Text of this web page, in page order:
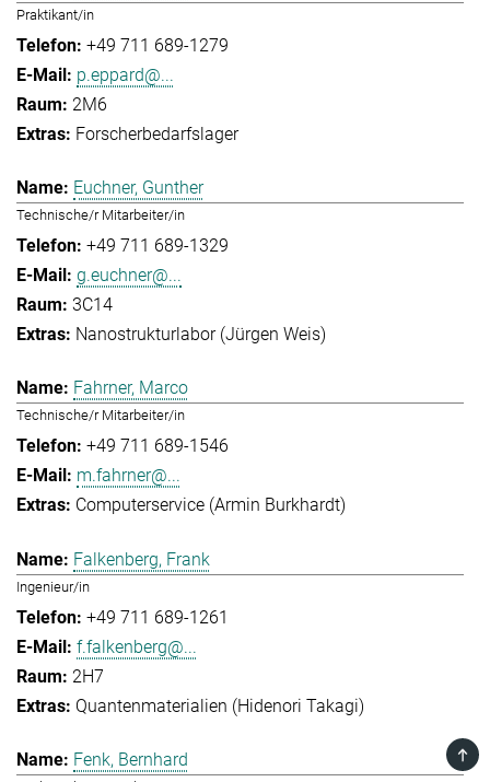
Praktikant/in
+49 711 689-1279
p.eppard@...
2M6
Forscherbedarfslager
Euchner, Gunther
Technische/r Mitarbeiter/in
+49 711 689-1329
g.euchner@...
3C14
Nanostrukturlabor (Jürgen Weis)
Fahrner, Marco
Technische/r Mitarbeiter/in
+49 711 689-1546
m.fahrner@...
Computerservice (Armin Burkhardt)
Falkenberg, Frank
Ingenieur/in
+49 711 689-1261
f.falkenberg@...
2H7
Quantenmaterialien (Hidenori Takagi)
Fenk, Bernhard TOP